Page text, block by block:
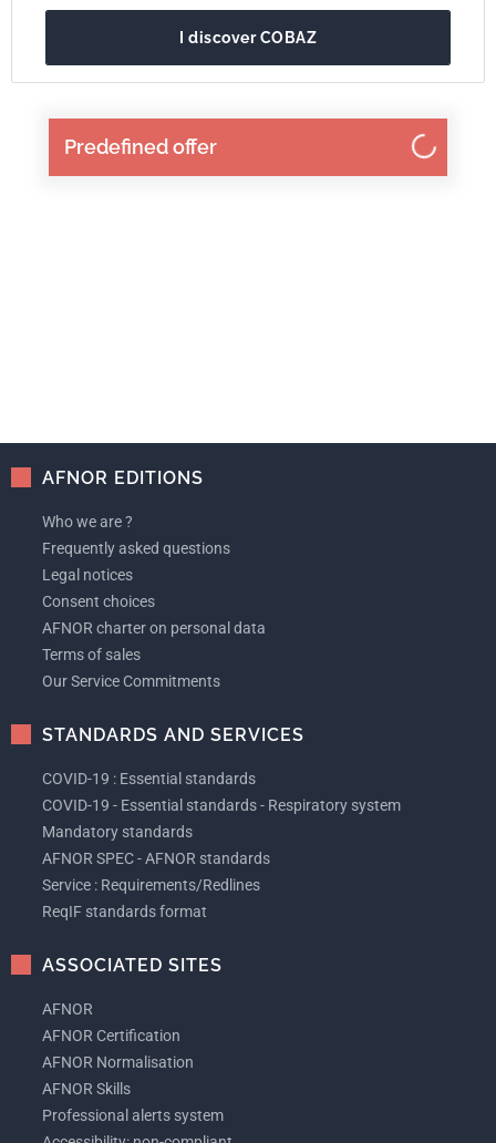
Predefined offer
I discover COBAZ
AFNOR EDITIONS
Who we are ?
Frequently asked questions
Legal notices
Consent choices
AFNOR charter on personal data
Terms of sales
Our Service Commitments
STANDARDS AND SERVICES
COVID-19 : Essential standards
COVID-19 - Essential standards - Respiratory system
Mandatory standards
AFNOR SPEC - AFNOR standards
Service : Requirements/Redlines
ReqIF standards format
ASSOCIATED SITES
AFNOR
AFNOR Certification
AFNOR Normalisation
AFNOR Skills
Professional alerts system